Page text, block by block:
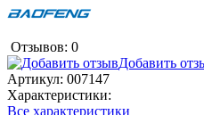
Отзывов: 0
Добавить
Артикул: 007147
Характеристики:
Все характеристики